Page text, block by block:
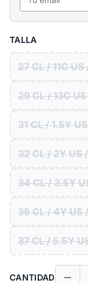
TALLA
27 CL / 11C US
29 CL / 13C
31 CL / 1.5Y
32 CL / 2Y US
34 CL / 3.5Y
35 CL / 4Y US
37 CL / 5.5Y
CANTIDAD